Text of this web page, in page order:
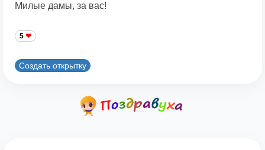
Милые дамы, за вас!
5
Создать открытку